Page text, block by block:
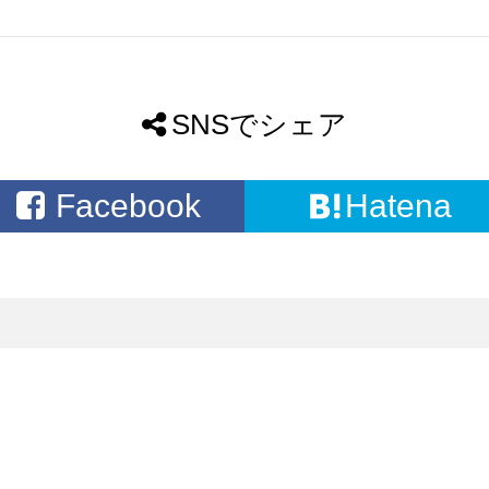
SNSでシェア
Facebook Hatena